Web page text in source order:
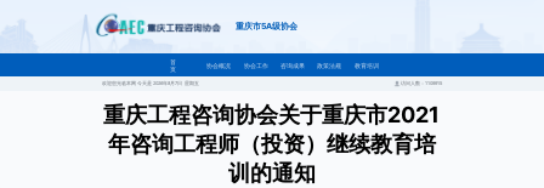
重庆市5A级协会
首
页
协会概况 协会工作 咨询成果 政策法规 教育培训
欢迎您光临本网 今天是2026年8月7日 星期五 访问人数：1109915
重庆工程咨询协会关于重庆市2021
年咨询工程师（投资）继续教育培
训的通知